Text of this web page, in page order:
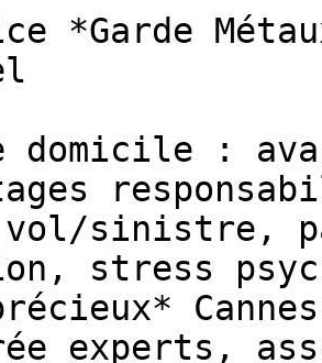
*Garde
domicile :
sinistre,
stress
experts,